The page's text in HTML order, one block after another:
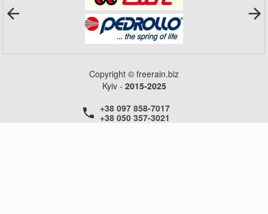
Copyright © freerain.biz
Kyiv - 2015-2025
+38 097 858-7017
+38 050 357-3021